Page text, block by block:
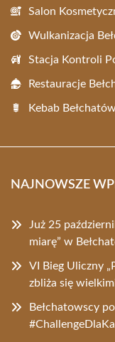
Salon
Wulkanizacja
Stacja Kontroli
Restauracje
Kebab
NAJNOWSZE
Już 25
miarę” w
VI Bieg Uliczny
zbliża się
Bełchatowscy